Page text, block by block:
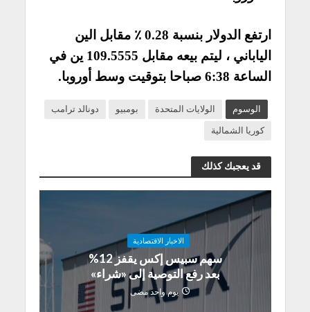
ارتفع الدولار بنسبة 0.28 ٪ مقابل الين
الياباني ، ليتم بيعه مقابل 109.5555 ين في
الساعة 6:38 صباحا بتوقيت وسط أوروبا.
الوسوم الولايات المتحدة بومبيو
دونالد ترامب
كوريا الشمالية
قد يعجبك كذلك
الاخبار الاقتصادية
سهم سبيس إكس يقفز 12%
بعد رفع التوصية إلى «شراء»
يوم واحد مضى